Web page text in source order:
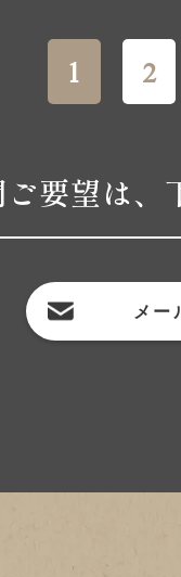
1 2
ご要望は、
メー